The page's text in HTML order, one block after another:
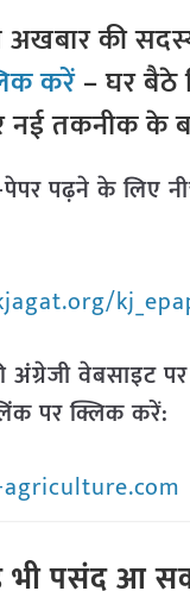
की
करें– घर बैठे
नई तकनीक के
पढ़ने के लिए
वेबसाइट
पर क्लिक करें:
पसंद आ